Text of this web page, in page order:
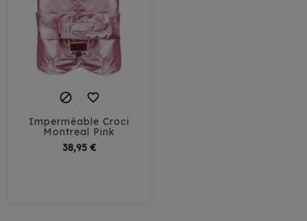
 
Imperméable Croci
Montreal Pink
38,95 €Prix